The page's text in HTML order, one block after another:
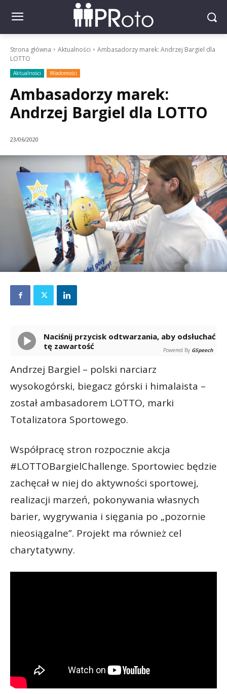
Strona główna Aktualności
Ambasadorzy marek: Andrzej Bargiel dla
LOTTO
Aktualności Wiadomości
Ambasadorzy marek:
Andrzej Bargiel dla LOTTO
23/06/2020
Naciśnij przycisk odtwarzania, aby odsłuchać
tę zawartość
Powered By GSpeech
Andrzej Bargiel – polski narciarz
wysokogórski, biegacz górski i himalaista –
został ambasadorem LOTTO, marki
Totalizatora Sportowego.
Współpracę stron rozpocznie akcja
#LOTTOBargielChallenge. Sportowiec będzie
zachęcał w niej do aktywności sportowej,
realizacji marzeń, pokonywania własnych
barier, wygrywania i sięgania po „pozornie
nieosiągalne”. Projekt ma również cel
charytatywny.